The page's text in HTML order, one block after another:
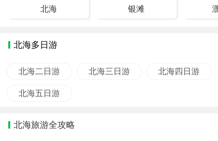
北海 银滩
北海多日游
北海二日游 北海三日游 北海四日游
北海五日游
北海旅游全攻略